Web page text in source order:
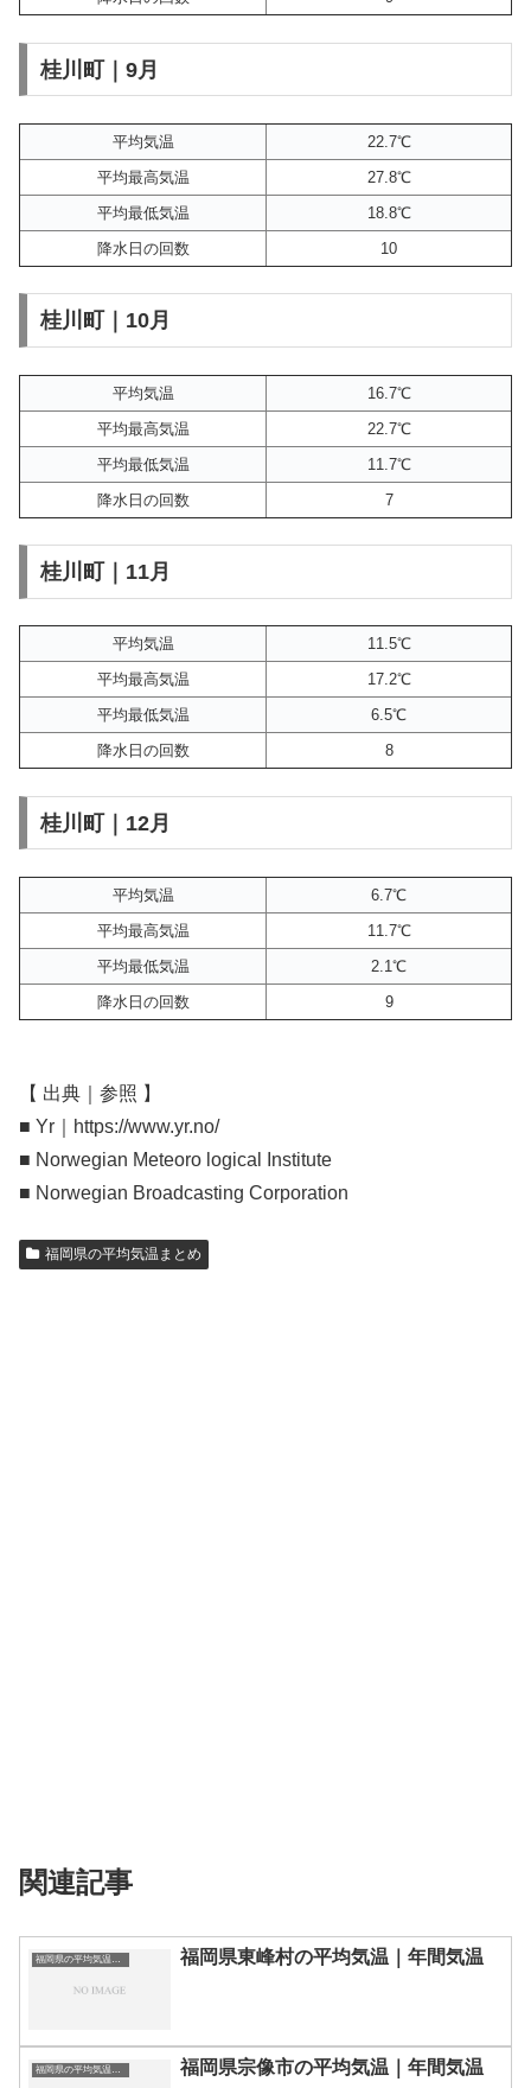
桂川町｜9月
平均気温
22.7℃
平均最高気温
27.8℃
平均最低気温
18.8℃
降水日の回数
10
桂川町｜10月
平均気温
16.7℃
平均最高気温
22.7℃
平均最低気温
11.7℃
降水日の回数
7
桂川町｜11月
平均気温
11.5℃
平均最高気温
17.2℃
平均最低気温
6.5℃
降水日の回数
8
桂川町｜12月
平均気温
6.7℃
平均最高気温
11.7℃
平均最低気温
2.1℃
降水日の回数
9
【 出典｜参照 】
■ Yr｜https://www.yr.no/
■ Norwegian Meteoro logical Institute
■ Norwegian Broadcasting Corporation
福岡県の平均気温まとめ
関連記事
福岡県の平均気温まとめ 福岡県東峰村の平均気温｜年間気温
福岡県の平均気温まとめ 福岡県宗像市の平均気温｜年間気温